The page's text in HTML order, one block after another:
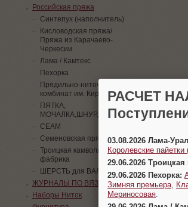
Российская пряжа
Синтепух (наполнитель)
Кисловодская пряжа/
Пряжа из Карачаево-
Черкесии
Лама / Камтекс
Пехорка
Прядильно-ниточный
комбинат им. Кирова
ПЯТКА,
МОЧАЛКА,ШНУР,ПАЙЕТКИ
СЕАМ
Семеновская пряжа
Троицкая камвольная
фабрика
ШЕРСТЬ для ВАЛЯНИЯ
ЖУРНАЛЫ ПО ВЯЗАНИЮ
Наборы Ниток
РАСЧЕТ
03.08.2026 Лама-
Королевские пайетки
29.06.2026
29.06.2026 Пехорка:
Зимняя премьера
Мериносовая